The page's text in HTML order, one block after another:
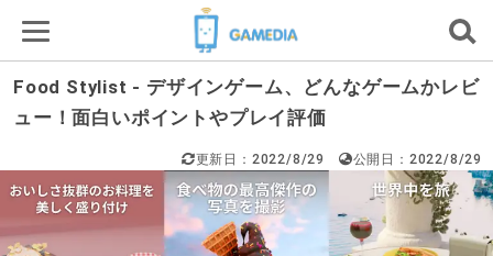
Food Stylist - デザインゲーム、どんなゲームかレビ
ュー！面白いポイントやプレイ評価
更新日：2022/8/29 公開日：2022/8/29